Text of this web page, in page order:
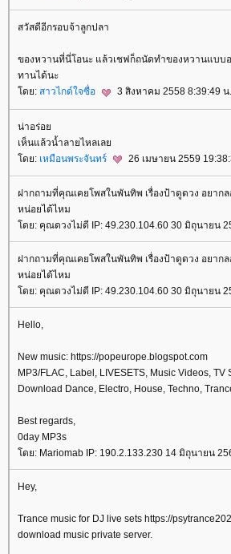
สวัสดีอีกรอบจ้าลูกปลา
ของหวานที่นี่โอนะ แล้วเชฟก็ถนัดทำของหวานแบบ
ทานได้นะ
ดย: สาวไกด์ใจซื่อ 3 สิงหาคม 2558 8:39:49 น.
น่าอร่อ
เห็นแล้วน้ำลายไหลเล
ดย: เหมือนพระจันทร์ 26 เมษายน 2559
ฝากถามที่คุณเคยโพสในพันทิพ เรื่องป้าดูดวง อยาก
หน่อยได้ไหม
ดย: คุณดวงไม่ดี IP: 49.230.104.60 30 มิถุนายน
ฝากถามที่คุณเคยโพสในพันทิพ เรื่องป้าดูดวง อยาก
หน่อยได้ไหม
ดย: คุณดวงไม่ดี IP: 49.230.104.60 30 มิถุนายน
Hello,
New music: https://popeurope.blogspot.com
MP3/FLAC, Label, LIVESETS, Music Videos, TV
Download Dance, Electro, House, Techno,
Best regards,
0day MP3s
ดย: Mariomab IP: 190.2.133.230 14 มิถุนายน
Hey,
Trance music for DJ live sets https://
download music private server.